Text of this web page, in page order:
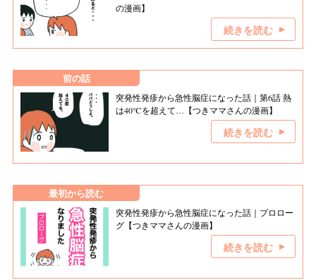
の漫画】
続きを読む
前の話
突発性発疹から急性脳症になった話｜第6話 熱
は40℃を超えて…【つきママさんの漫画】
続きを読む
最初から読む
突発性発疹から急性脳症になった話｜プロロー
グ【つきママさんの漫画】
続きを読む